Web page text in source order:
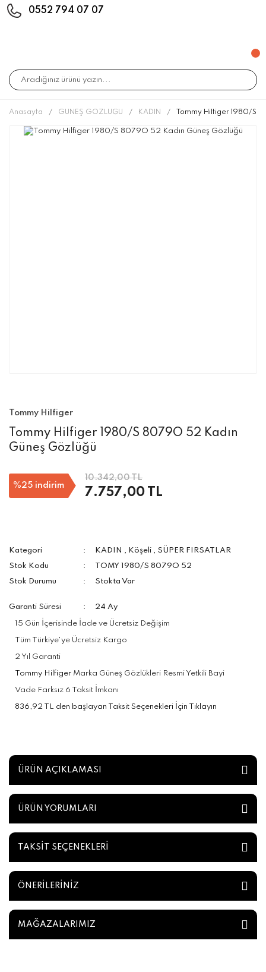
0552 794 07 07
Anasayfa GÜNEŞ GÖZLÜĞÜ KADIN Tommy Hilfiger 1980/S
Tommy Hilfiger
Tommy Hilfiger 1980/S 8079O 52 Kadın
Güneş Gözlüğü
%25 indirim
10.342,00 TL
7.757,00 TL
Kategori KADIN , Köşeli , SÜPER FIRSATLAR
Stok Kodu
TOMY 1980/S 8079O 52
Stok Durumu
Stokta Var
Garanti Süresi 24 Ay
15 Gün İçerisinde İade ve Ücretsiz Değişim
Tüm Türkiye'ye Ücretsiz Kargo
2 Yıl Garanti
Tommy Hilfiger Marka Güneş Gözlükleri Resmi Yetkili Bayi
Vade Farksız 6 Taksit İmkanı
836,92 TL den başlayan Taksit Seçenekleri İçin Tıklayın
ÜRÜN AÇIKLAMASI
ÜRÜN YORUMLARI
TAKSİT SEÇENEKLERİ
ÖNERİLERİNİZ
MAĞAZALARIMIZ